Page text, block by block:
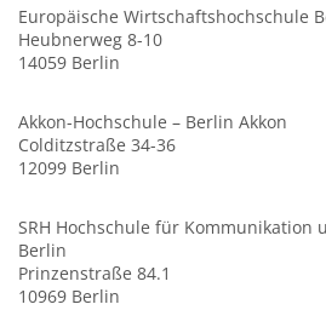
Europäische Wirtschaftshochschule
Heubnerweg 8-10
14059 Berlin
Akkon-Hochschule – Berlin Akkon
Colditzstraße 34-36
12099 Berlin
SRH Hochschule für Kommunikation
Berlin
Prinzenstraße 84.1
10969 Berlin